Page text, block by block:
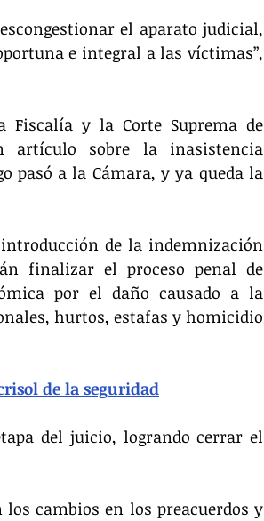
el aparato judicial,
e integral a las víctimas”,
Fiscalía y la Corte Suprema de
artículo sobre la inasistencia
pasó a la Cámara, y ya queda la
de la indemnización
finalizar el proceso penal de
por el daño causado a la
hurtos, estafas y homicidio
de la seguridad
del juicio, logrando cerrar el
cambios en los preacuerdos y